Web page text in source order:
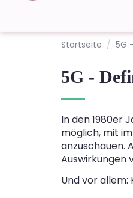
Startseite 5G
5G -
In den 1980er
möglich, mit
anzuschauen.
Auswirkungen
Und vor allem: